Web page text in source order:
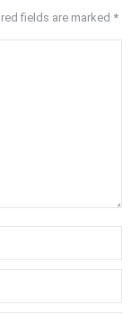
fields are marked *